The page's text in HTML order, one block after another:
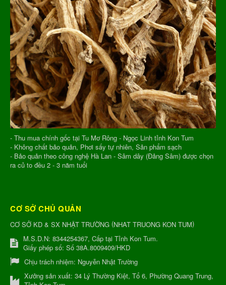
- Thu mua chính gốc tại Tu Mơ Rông - Ngọc Linh tỉnh Kon Tum
- Không chất bảo quản, Phơi sấy tự nhiên, Sản phẩm sạch
- Bảo quản theo công nghệ Hà Lan - Sâm dây (Đảng Sâm) được chọn
ra củ to đều 2 - 3 năm tuổi
CƠ SỞ CHỦ QUẢN
CƠ SỞ KD & SX NHẬT TRƯỜNG (NHAT TRUONG KON TUM)
M.S.D.N: 8344254367, Cấp tại Tỉnh Kon Tum.
Giấy phép số: Số 38A.8009409/HKD
Chịu trách nhiệm: Nguyễn Nhật Trường
Xưởng sản xuất: 34 Lý Thường Kiệt, Tổ 6, Phường Quang Trung,